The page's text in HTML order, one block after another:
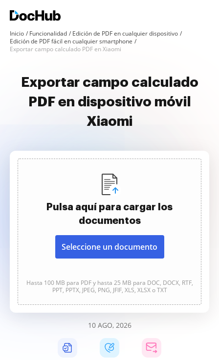
Inicio Funcionalidad
Edición de PDF en cualquier dispositivo
Edición de PDF fácil en cualquier smartphone
Exportar campo calculado PDF en Xiaomi
Exportar campo calculado
PDF en dispositivo móvil
Xiaomi
Pulsa aquí para cargar los
documentos
Seleccione un documento
Hasta 100 MB para PDF y hasta 25 MB para DOC, DOCX, RTF,
PPT, PPTX, JPEG, PNG, JFIF, XLS, XLSX o TXT
10 AGO, 2026